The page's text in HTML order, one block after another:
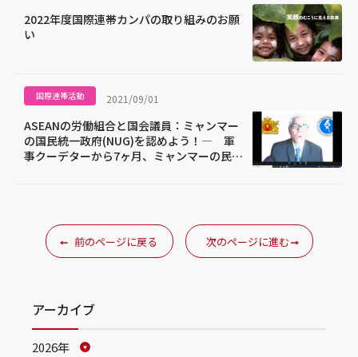
2022年度国際連帯カンパの取り組みのお願
い
国際連帯活動 2021/09/01
ASEANの労働組合と国会議員：ミャンマー
の国民統一政府(NUG)を認めよう！― 軍
事クーデターから7ヶ月、ミャンマーの民主
前のページに戻る 次のページに進む
アーカイブ
2026年